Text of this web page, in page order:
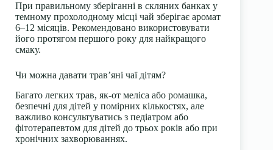
При правильному зберіганні в скляних банках у
темному прохолодному місці чай зберігає аромат
6–12 місяців. Рекомендовано використовувати
його протягом першого року для найкращого
смаку.
Чи можна давати трав’яні чаї дітям?
Багато легких трав, як-от меліса або ромашка,
безпечні для дітей у помірних кількостях, але
важливо консультуватись з педіатром або
фітотерапевтом для дітей до трьох років або при
хронічних захворюваннях.